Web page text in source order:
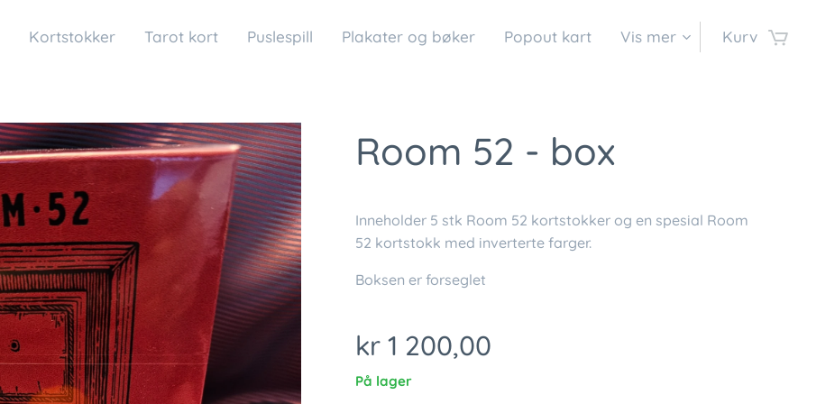
Kortstokker Tarot kort Puslespill Plakater og bøker Popout kart Vis mer Kurv
Room 52 - box
Inneholder 5 stk Room 52 kortstokker og en spesial Room
52 kortstokk med inverterte farger.
Boksen er forseglet
kr 1 200,00
På lager